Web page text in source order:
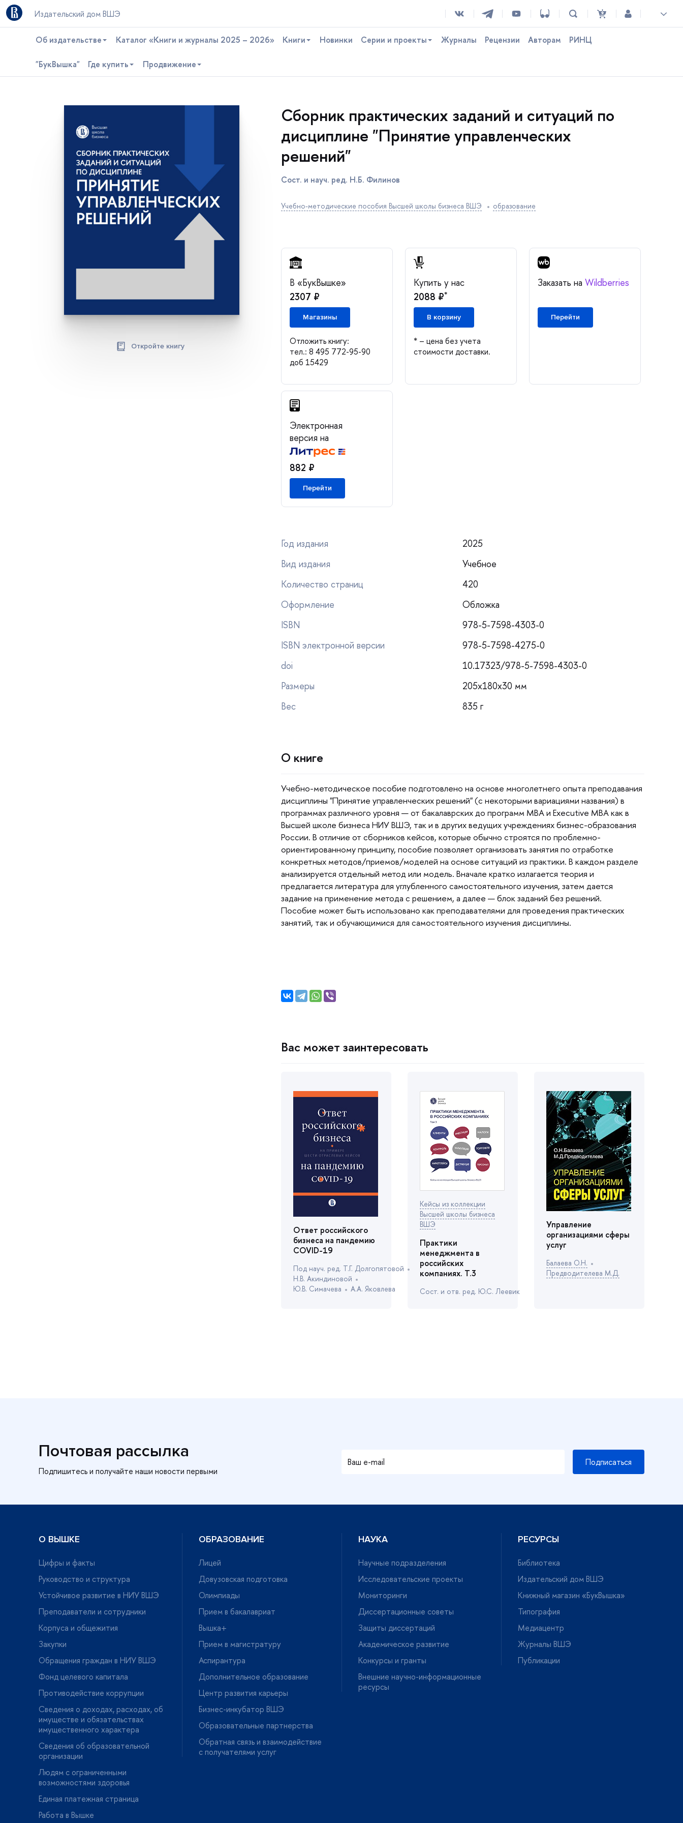
Издательский дом ВШЭ
Об издательстве Каталог «Книги и журналы 2025 – 2026» Книги Новинки Серии и проекты Журналы Рецензии Авторам РИНЦ
"БукВышка" Где купить Продвижение
Откройте книгу
Сборник практических заданий и ситуаций по
дисциплине "Принятие управленческих
решений"
Сост. и науч. ред. Н.Б. Филино
Учебно-методические пособия Высшей школы бизнеса ВШЭ образование
«БукВышке»
2307 ₽
Магазины
Отложить книгу:
тел.: 8 495 772-95-90
доб 15429
Купить у нас
2088 ₽*
корзину
* – цена без учета
стоимости доставки.
Заказать на Wildberries
Перейти
Электронная
ерсия на
882 ₽
Перейти
Год издания
2025
ид издания
Учебное
Количество страниц
420
Оформление
Обложка
ISBN
978-5-7598-4303-0
ISBN электронной версии
978-5-7598-4275-0
doi
10.17323/978-5-7598-4303-0
Размеры
205x180x30 мм
ес
835
О книге
Учебно-методическое пособие подготовлено на основе многолетнего опыта преподавания
дисциплины "Принятие управленческих решений" (с некоторыми вариациями названия)
программах различного уровня — от бакалаврских до программ МВА и Executive MBA как
ысшей школе бизнеса НИУ ВШЭ, так и в других ведущих учреждениях бизнес-образования
России. В отличие от сборников кейсов, которые обычно строятся по проблемно-
ориентированному принципу, пособие позволяет организовать занятия по отработке
конкретных методов/приемов/моделей на основе ситуаций из практики. В каждом разделе
анализируется отдельный метод или модель. Вначале кратко излагается теория и
предлагается литература для углубленного самостоятельного изучения, затем дается
задание на применение метода с решением, а далее — блок заданий без решений.
Пособие может быть использовано как преподавателями для проведения практических
занятий, так и обучающимися для самостоятельного изучения дисциплины.
ас может заинтересовать
Ответ российского
изнеса на пандемию
COVID-19
Под науч. ред. Т.Г. Долгопятовой
Н.В. Акиндиновой
Ю.В. Симачева
А.А. Яковлева
Кейсы из коллекции
ысшей школы бизнеса
ШЭ
Практики
менеджмента
российских
компаниях. Т.3
Сост. и отв. ред. Ю.С. Леевик
Управление
организациями сферы
услу
Балаева О.Н.
Предводителева М.Д.
Почтовая рассылка
Подписаться
О ВЫШКЕ
Цифры и факты
Руководство и структура
Устойчивое развитие в НИУ ВШЭ
Преподаватели и сотрудники
Корпуса и общежития
Закупки
Обращения граждан в НИУ ВШЭ
Фонд целевого капитала
Противодействие коррупции
Сведения о доходах, расходах, о
имуществе и обязательствах
имущественного характера
Сведения об образовательной
организации
Людям с ограниченными
озможностями здоровья
Единая платежная страница
Работа в Вышке
ОБРАЗОВАНИЕ
Лицей
Довузовская подготовка
Олимпиады
Прием в бакалавриат
ышка+
Прием в магистратуру
Аспирантура
Дополнительное образование
Центр развития карьеры
Бизнес-инкубатор ВШЭ
Образовательные партнерства
Обратная связь и взаимодействие
с получателями услу
НАУКА
Научные подразделения
Исследовательские проекты
Мониторинги
Диссертационные советы
Защиты диссертаций
Академическое развитие
Конкурсы и гранты
нешние научно-информационные
ресурсы
РЕСУРСЫ
Библиотека
Издательский дом ВШЭ
Книжный магазин «БукВышка»
Типография
Медиацентр
Журналы ВШЭ
Публикации